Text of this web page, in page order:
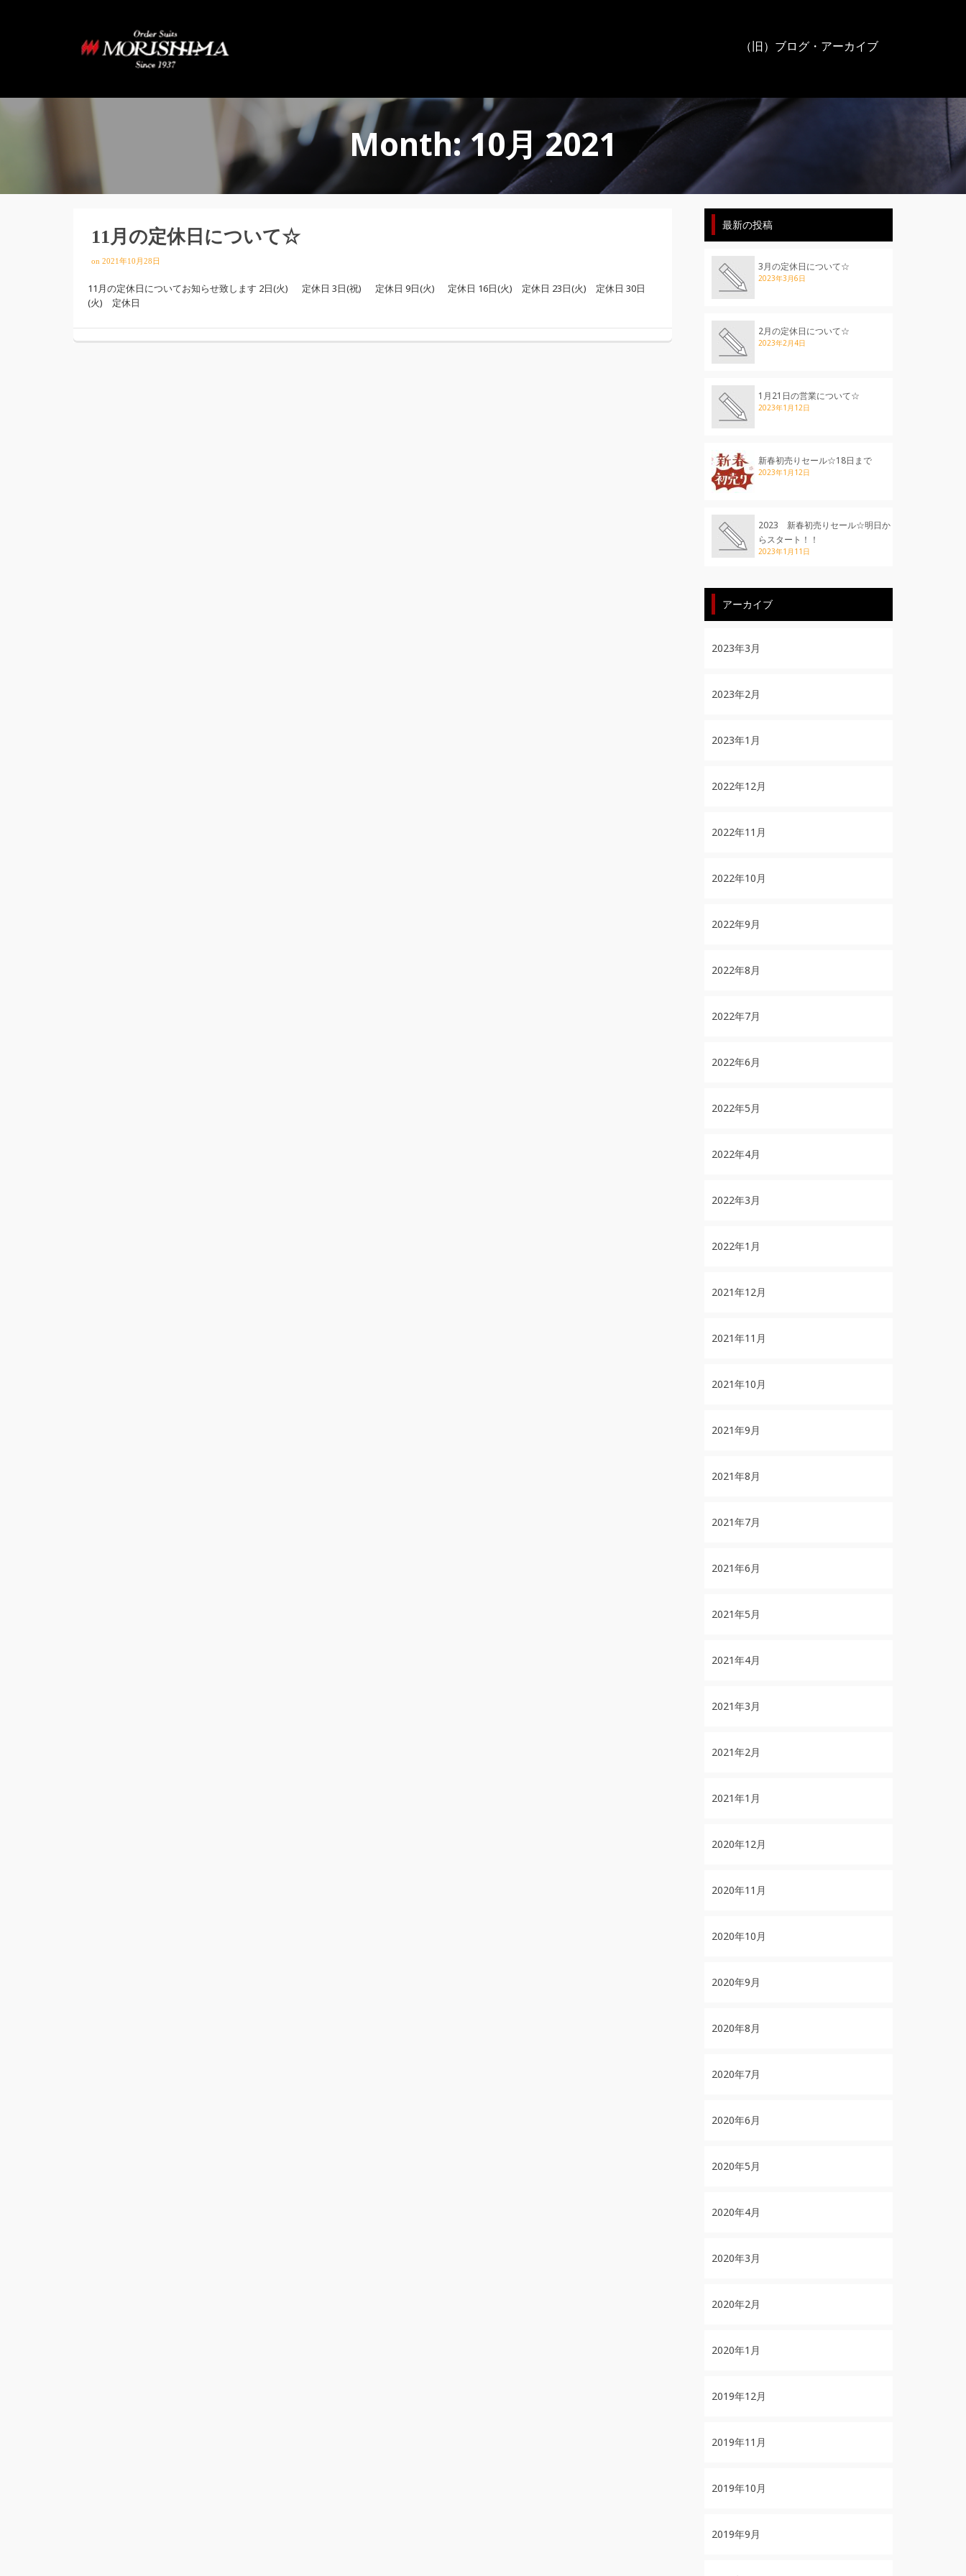
（旧）ブログ・アーカイブ
Month: 10月 2021
11月の定休日について☆
on 2021年10月28日
11月の定休日についてお知らせ致します 2日(火) 定休日 3日(祝) 定休日 9日(火) 定休日 16日(火) 定休日 23日(火) 定休日 30日
(火) 定休日
最新の投稿
3月の定休日について☆
2023年3月6日
2月の定休日について☆
2023年2月4日
1月21日の営業について☆
2023年1月12日
新春初売りセール☆18日まで
2023年1月12日
2023 新春初売りセール☆明日か
らスタート！！
2023年1月11日
アーカイブ
2023年3月
2023年2月
2023年1月
2022年12月
2022年11月
2022年10月
2022年9月
2022年8月
2022年7月
2022年6月
2022年5月
2022年4月
2022年3月
2022年1月
2021年12月
2021年11月
2021年10月
2021年9月
2021年8月
2021年7月
2021年6月
2021年5月
2021年4月
2021年3月
2021年2月
2021年1月
2020年12月
2020年11月
2020年10月
2020年9月
2020年8月
2020年7月
2020年6月
2020年5月
2020年4月
2020年3月
2020年2月
2020年1月
2019年12月
2019年11月
2019年10月
2019年9月